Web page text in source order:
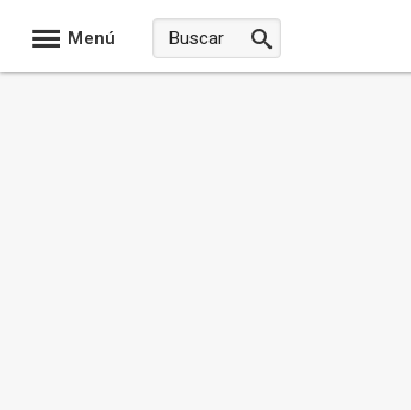
Menú